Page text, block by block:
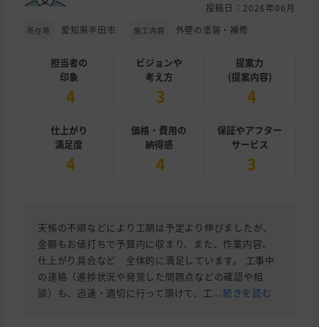
投稿日：2026年06月
所在地 愛知県半田市 施工内容 外壁の塗装・補修
担当者の
印象
4
ビジョンや
考え方
3
提案力
(提案内容)
4
仕上がり
満足度
4
価格・費用の
納得感
4
保証やアフター
サービス
3
天候の不順などにより工期は予定より伸びましたが、
金額もお値打ちで予算内に収まり、また、作業内容、
仕上がり具合など 全体的に満足しています。 工事中
の連絡（進捗状況や発覚した問題点などの確認や相
談）も、迅速・適切に行って頂けて、工...続きを読む